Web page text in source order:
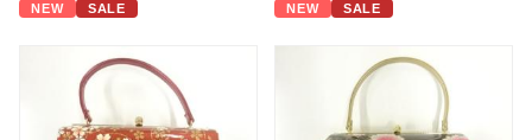
NEW SALE NEW SALE